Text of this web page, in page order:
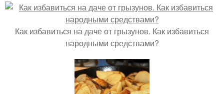
Как избавиться на даче от грызунов. Как избавиться
народными средствами?